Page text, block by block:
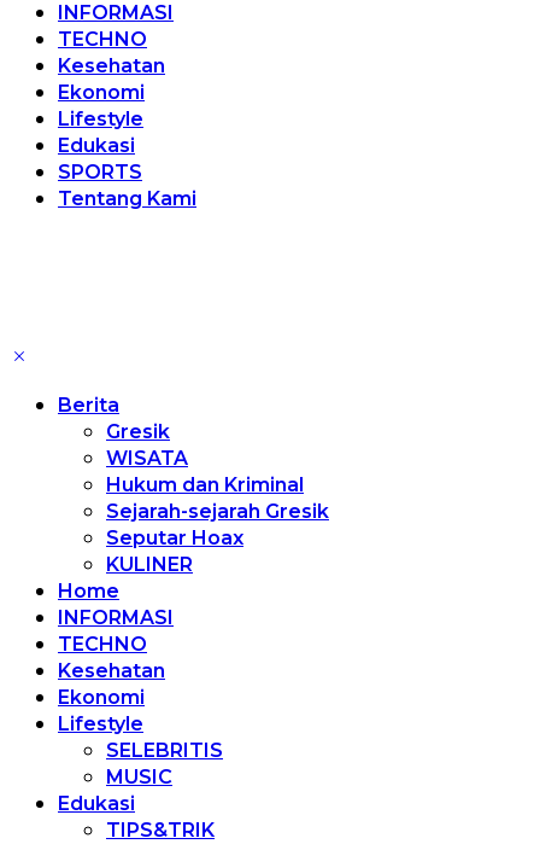
INFORMASI
TECHNO
Kesehatan
Ekonomi
Lifestyle
Edukasi
SPORTS
Tentang Kami
Berita
Gresik
WISATA
Hukum dan Kriminal
Sejarah-sejarah Gresik
Seputar Hoax
KULINER
Home
INFORMASI
TECHNO
Kesehatan
Ekonomi
Lifestyle
SELEBRITIS
MUSIC
Edukasi
TIPS&TRIK